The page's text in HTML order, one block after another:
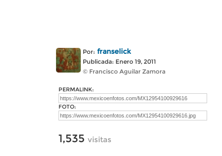
Por: franselick
Publicada: Enero 19, 2011
© Francisco Aguilar Zamora
PERMALINK:
FOTO:
1,535 visitas